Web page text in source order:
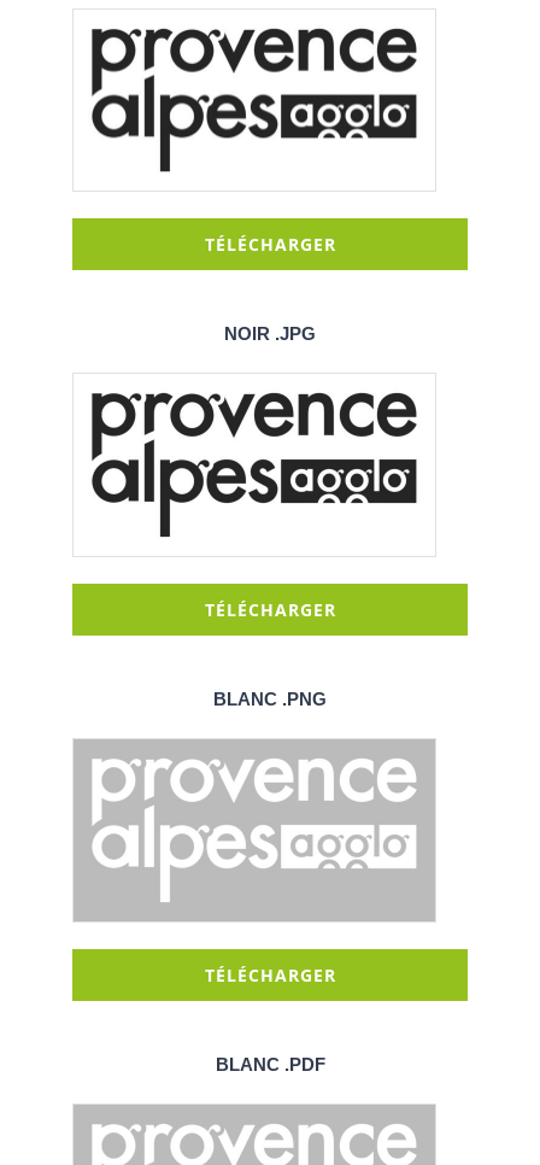
TÉLÉCHARGER
NOIR .JPG
TÉLÉCHARGER
BLANC .PNG
TÉLÉCHARGER
BLANC .PDF